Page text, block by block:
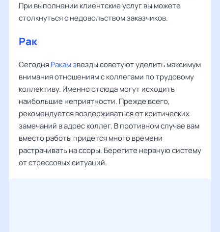
При выполнении клиентские услуг вы можете
столкнуться с недовольством заказчиков.
Рак
СегодняРакам звезды советуют уделить максимум
внимания отношениям с коллегами по трудовому
коллективу. Именно отсюда могут исходить
наибольшие неприятности. Прежде всего,
рекомендуется воздерживаться от критических
замечаний в адрес коллег. В противном случае вам
вместо работы придется много времени
растрачивать на ссоры. Берегите нервную систему
от стрессовых ситуаций.